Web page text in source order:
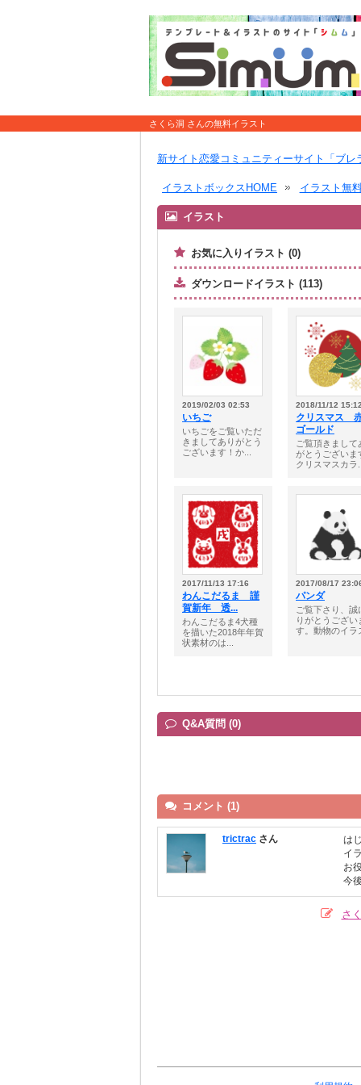
さくら洞 さんの無料イラスト
新サイト恋愛コミュニティーサイト「ブレ
イラストボックスHOME イラスト無
イラスト
お気に入りイラスト (0)
ダウンロードイラスト (113)
2019/02/03 02:53
いちご
いちごをご覧いただ
きましてありがとう
ございます！か...
2018/11/12
クリスマス
ゴールド
ご覧頂きまして
がとうございま
クリスマスカラ
2017/11/13 17:16
わんこだるま 謹
賀新年 透...
わんこだるま4犬種
を描いた2018年年賀
状素材のは...
2017/08/17
パンダ
ご覧下さり、誠
りがとうござい
す。動物のイラ
Q&A質問 (0)
コメント (1)
trictrac さん
は
イ
お
今
さ